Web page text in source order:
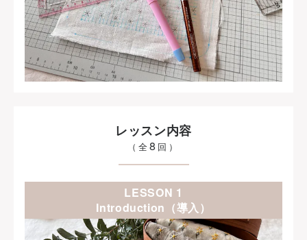
レッスン内容
（全8 回）
LESSON 1
Introduction（導入）